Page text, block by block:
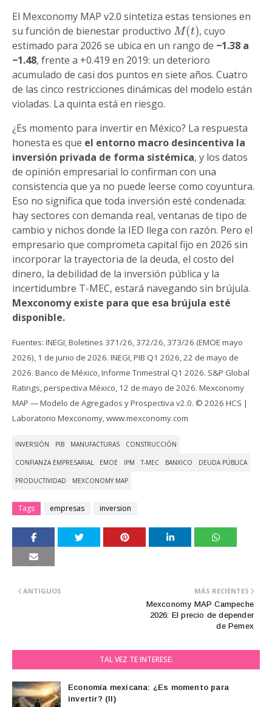
El Mexconomy MAP v2.0 sintetiza estas tensiones en
su función de bienestar productivo
M(t)
, cuyo
estimado para 2026 se ubica en un rango de −1.38 a
−1.48, frente a +0.419 en 2019: un deterioro
acumulado de casi dos puntos en siete años. Cuatro
de las cinco restricciones dinámicas del modelo están
violadas. La quinta está en riesgo.
¿Es momento para invertir en México? La respuesta
honesta es que el entorno macro desincentiva la
inversión privada de forma sistémica, y los datos
de opinión empresarial lo confirman con una
consistencia que ya no puede leerse como coyuntura.
Eso no significa que toda inversión esté condenada:
hay sectores con demanda real, ventanas de tipo de
cambio y nichos donde la IED llega con razón. Pero el
empresario que comprometa capital fijo en 2026 sin
incorporar la trayectoria de la deuda, el costo del
dinero, la debilidad de la inversión pública y la
incertidumbre T-MEC, estará navegando sin brújula.
Mexconomy existe para que esa brújula esté
disponible.
Fuentes: INEGI, Boletines 371/26, 372/26, 373/26 (EMOE mayo
2026), 1 de junio de 2026. INEGI, PIB Q1 2026, 22 de mayo de
2026. Banco de México, Informe Trimestral Q1 2026. S&P Global
Ratings, perspectiva México, 12 de mayo de 2026. Mexconomy
MAP — Modelo de Agregados y Prospectiva v2.0. © 2026 HCS |
Laboratorio Mexconomy, www.mexconomy.com
INVERSIÓN PIB MANUFACTURAS CONSTRUCCIÓN
CONFIANZA EMPRESARIAL EMOE IPM T-MEC BANXICO DEUDA PÚBLICA
PRODUCTIVIDAD MEXCONOMY MAP
Tags empresas inversion
MÁS RECIENTES
Mexconomy MAP Campeche
2026: El precio de depender
de Pemex
ANTIGUOS
TAL VEZ TE INTERESE:
Economía mexicana: ¿Es momento para
invertir? (II)